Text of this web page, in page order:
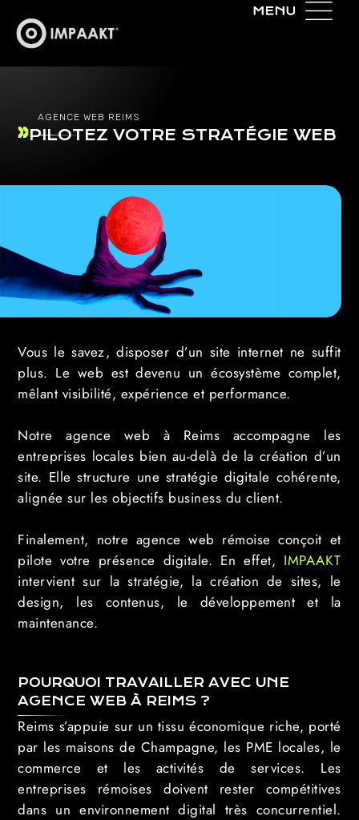
AGENCE WEB REIMS
PILOTEZ VOTRE STRATÉGIE WEB
Vous le savez, disposer d’un site internet ne suffit
plus. Le web est devenu un écosystème complet,
mêlant visibilité, expérience et performance.
Notre agence web à Reims accompagne les
entreprises locales bien au-delà de la création d’un
site. Elle structure une stratégie digitale cohérente,
alignée sur les objectifs business du client.
Finalement, notre agence web rémoise conçoit et
pilote votre présence digitale. En effet, IMPAAKT
intervient sur la stratégie, la création de sites, le
design, les contenus, le développement et la
maintenance.
POURQUOI TRAVAILLER AVEC UNE
AGENCE WEB À REIMS ?
Reims s’appuie sur un tissu économique riche, porté
par les maisons de Champagne, les PME locales, le
commerce et les activités de services. Les
entreprises rémoises doivent rester compétitives
dans un environnement digital très concurrentiel.